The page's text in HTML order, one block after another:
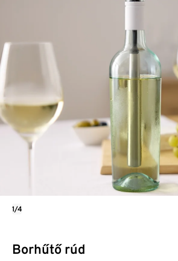
Borhűtő rúd
1/4